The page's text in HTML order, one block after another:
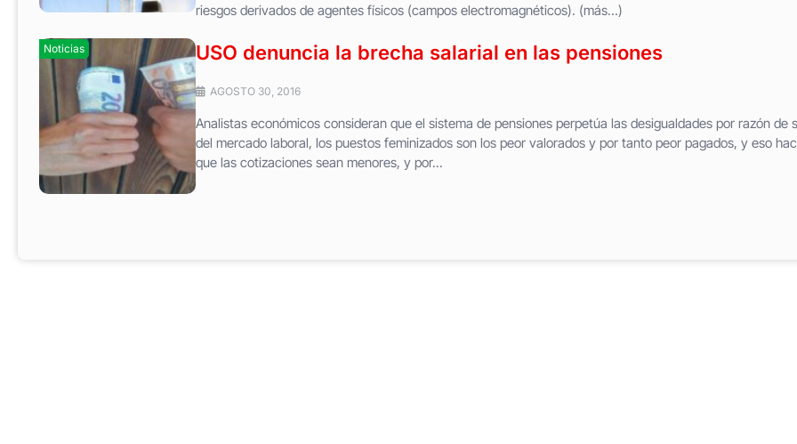
riesgos derivados de agentes físicos (campos electromagnéticos). (más…)
Noticias USO denuncia la brecha salarial en las pensiones
AGOSTO 30, 2016
Analistas económicos consideran que el sistema de pensiones perpetúa las desigualdades por razón de
del mercado laboral, los puestos feminizados son los peor valorados y por tanto peor pagados, y eso
que las cotizaciones sean menores, y por...